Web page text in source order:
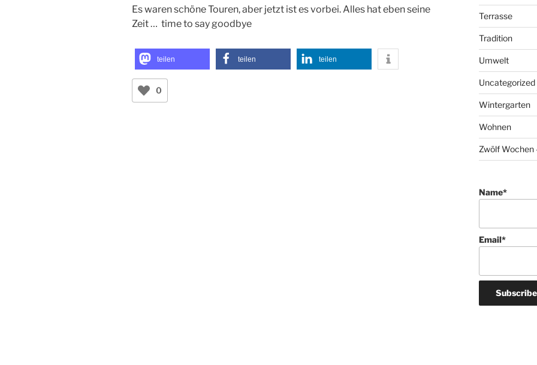
Es waren schöne Touren, aber jetzt ist es vorbei. Alles hat eben seine
Zeit … time to say goodbye
teilen teilen teilen
0
Terrasse
Tradition
Umwelt
Uncategorized
Wintergarten
Wohnen
Zwölf Wochen
Name*
Email*